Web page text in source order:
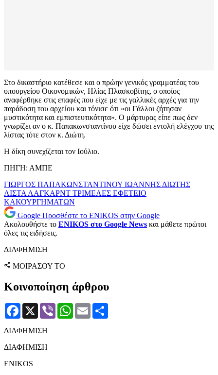
Στο δικαστήριο κατέθεσε και ο πρώην γενικός γραμματέας του
υπουργείου Οικονομικών, Ηλίας Πλασκοβίτης, ο οποίος
αναφέρθηκε στις επαφές που είχε με τις γαλλικές αρχές για την
παράδοση του αρχείου και τόνισε ότι «οι Γάλλοι ζήτησαν
μυστικότητα και εμπιστευτικότητα». Ο μάρτυρας είπε πως δεν
γνωρίζει αν ο κ. Παπακωνσταντίνου είχε δώσει εντολή ελέγχου της
λίστας τότε στον κ. Διώτη.
Η δίκη συνεχίζεται τον Ιούλιο.
ΠΗΓΗ: ΑΜΠΕ
ΓΙΩΡΓΟΣ ΠΑΠΑΚΩΝΣΤΑΝΤΙΝΟΥ ΙΩΑΝΝΗΣ ΔΙΩΤΗΣ
ΛΙΣΤΑ ΛΑΓΚΑΡΝΤ ΤΡΙΜΕΛΕΣ ΕΦΕΤΕΙΟ
ΚΑΚΟΥΡΓΗΜΑΤΩΝ
Google Προσθέστε το ENIKOS στην Google
Ακολουθήστε το ENIKOS στο Google News και μάθετε πρώτοι
όλες τις ειδήσεις.
ΔΙΑΦΗΜΙΣΗ
ΜΟΙΡΑΣΟΥ ΤΟ
Κοινοποίηση άρθρου
Facebook
X Viber WhatsApp
Email
ΔΙΑΦΗΜΙΣΗ
ΔΙΑΦΗΜΙΣΗ
ENIKOS